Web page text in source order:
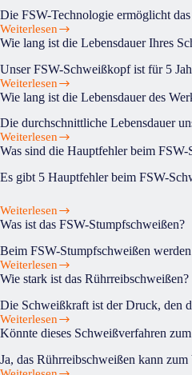
beim
FSW-
Schweißen?
Schweißfehler
überprüft?
Die FSW-Technologie ermöglicht
Weiterlesen
Was
sind
wichtigsten
FSW-
Anwendungen
in
der
Bahnindustrie?
Wie lang ist die Lebensdauer Ihres
Unser FSW-Schweißkopf ist für 5
Weiterlesen
Wie
lang
ist
die
Lebensdauer
Ihres
Schweißkopfs?
Wie lang ist die Lebensdauer des
Die durchschnittliche Lebensdauer
Weiterlesen
Wie
lang
ist
die
des
Werkzeugs
geschweißten
Metern)?
Was sind die Hauptfehler beim FSW-
Es gibt 5 Hauptfehler beim FSW-
Weiterlesen
Was
sind
die
Hauptfehler
beim
FSW-
Schweißen?
Was ist das FSW-Stumpfschweißen?
Beim FSW-Stumpfschweißen
Weiterlesen
Was
ist
FSW-
Stumpfschweißen?
Wie stark ist das Rührreibschweißen?
Die Schweißkraft ist der Druck, den
Weiterlesen
Wie
stark
das
Könnte dieses Schweißverfahren
Ja, das Rührreibschweißen kann